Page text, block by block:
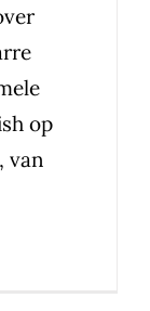
op
van